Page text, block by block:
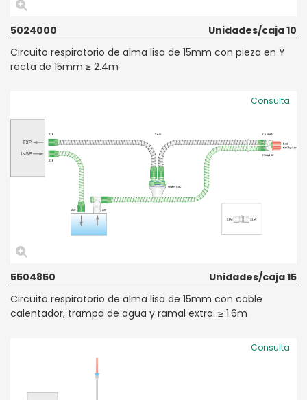
5024000
Unidades/caja 10
Circuito respiratorio de alma lisa de 15mm con pieza en Y
recta de 15mm ≥ 2.4m
Consulta
5504850
Unidades/caja 15
Circuito respiratorio de alma lisa de 15mm con cable
calentador, trampa de agua y ramal extra. ≥ 1.6m
Consulta